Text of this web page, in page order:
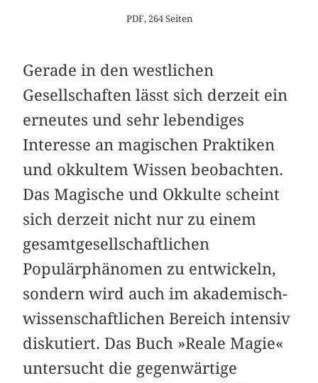
PDF, 264 Seiten
Gerade in den westlichen
Gesellschaften lässt sich derzeit ein
erneutes und sehr lebendiges
Interesse an magischen Prak­tiken
und okkultem Wissen beobachten.
Das Magische und Okkulte scheint
sich derzeit nicht nur zu einem
gesamt­gesellschaftlichen
Populärphänomen zu entwickeln,
sondern wird auch im akademisch-
wissenschaftlichen Bereich intensiv
diskutiert. Das Buch »Reale Magie«
untersucht die gegenwärtige